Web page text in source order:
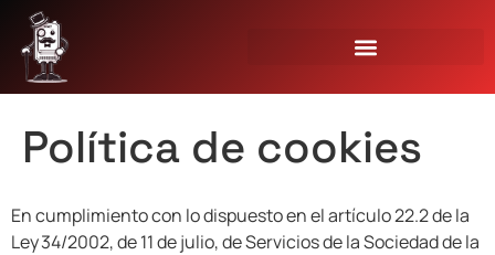
Política de cookies
En cumplimiento con lo dispuesto en el artículo 22.2 de la
Ley 34/2002, de 11 de julio, de Servicios de la Sociedad de la